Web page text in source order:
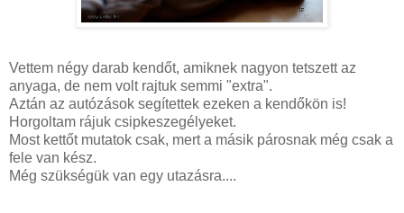
Vettem négy darab kendőt, amiknek nagyon tetszett az
anyaga, de nem volt rajtuk semmi "extra".
Aztán az autózások segítettek ezeken a kendőkön is!
Horgoltam rájuk csipkeszegélyeket.
Most kettőt mutatok csak, mert a másik párosnak még csak a
fele van kész.
Még szükségük van egy utazásra....